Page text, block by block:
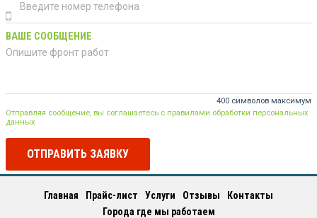
ВАШЕ СООБЩЕНИЕ
400 символов максимум
Отправляя сообщение, вы соглашаетесь с правилами обработки персональных
данных
ОТПРАВИТЬ ЗАЯВКУ
Главная Прайс-лист Услуги Отзывы
Контакты
Города где мы работаем